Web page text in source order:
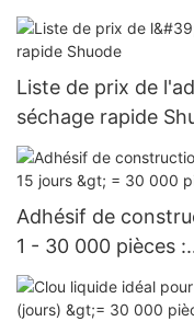
Liste de prix de
séchage rapide
Adhésif de
1 - 30 000 pièces :
15 jours > = 30
ent